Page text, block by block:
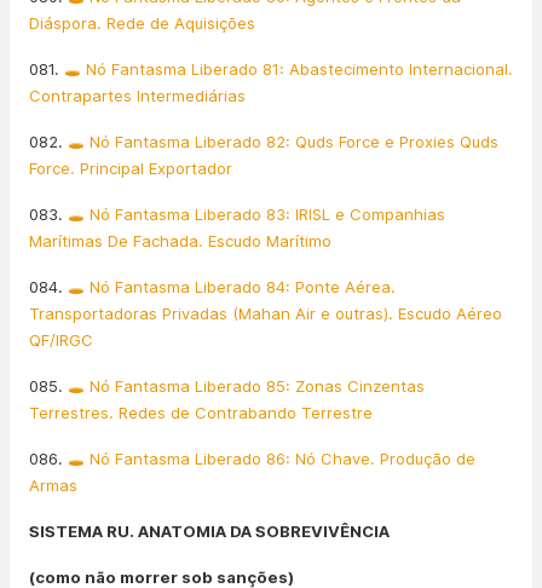
Diáspora. Rede de Aquisições
081. 🕳️ Nó Fantasma Liberado 81: Abastecimento Internacional.
Contrapartes Intermediárias
082. 🕳️ Nó Fantasma Liberado 82: Quds Force e Proxies Quds
Force. Principal Exportador
083. 🕳️ Nó Fantasma Liberado 83: IRISL e Companhias
Marítimas De Fachada. Escudo Marítimo
084. 🕳️ Nó Fantasma Liberado 84: Ponte Aérea.
Transportadoras Privadas (Mahan Air e outras). Escudo Aéreo
QF/IRGC
085. 🕳️ Nó Fantasma Liberado 85: Zonas Cinzentas
Terrestres. Redes de Contrabando Terrestre
086. 🕳️ Nó Fantasma Liberado 86: Nó Chave. Produção de
Armas
SISTEMA RU. ANATOMIA DA SOBREVIVÊNCIA
(como não morrer sob sanções)